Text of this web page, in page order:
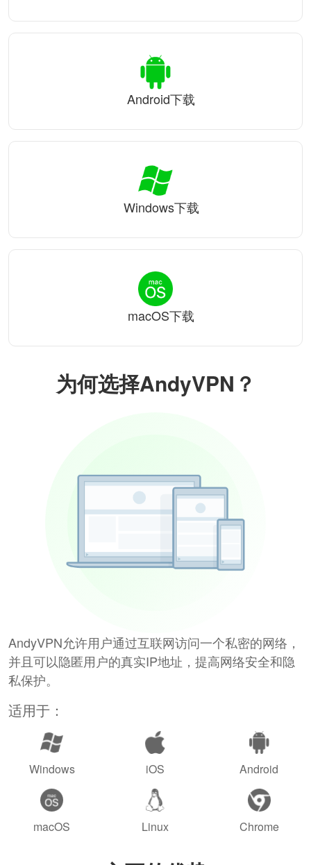
为何选择AndyVPN？
AndyVPN允许用户通过互联网访问一个私密的网络，
并且可以隐匿用户的真实IP地址，提高网络安全和隐
私保护。
适用于：
Windows iOS Android
macOS Linux Chrome
Android下载
Windows下载
macOS下载